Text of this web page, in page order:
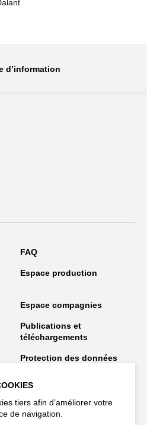
d’information
FAQ
Espace production
Espace compagnies
Publications et
téléchargements
Protection des données
tiers afin d’améliorer votre
de navigation.